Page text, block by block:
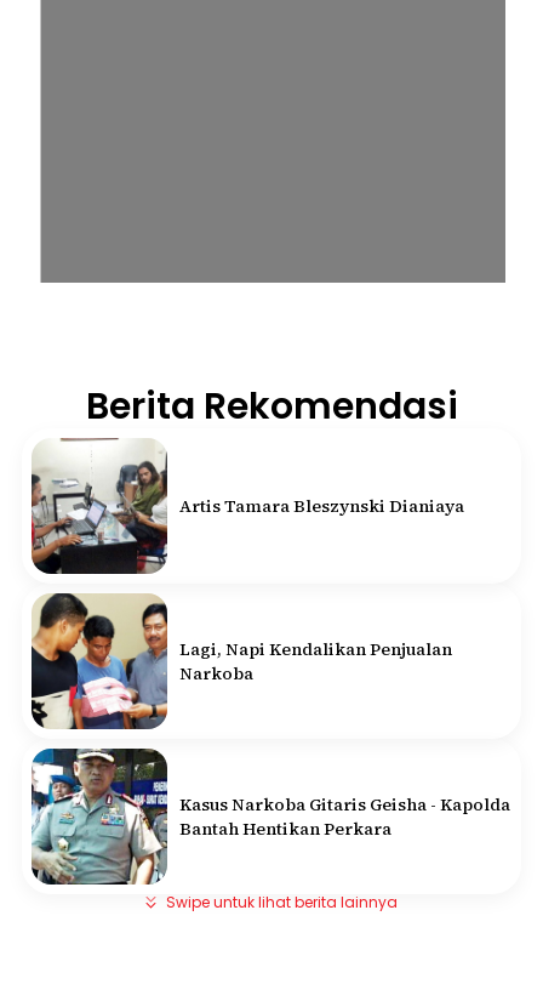
Berita Rekomendasi
Artis Tamara Bleszynski Dianiaya
Lagi, Napi Kendalikan Penjualan
Narkoba
Kasus Narkoba Gitaris Geisha - Kapolda
Bantah Hentikan Perkara
Swipe untuk lihat berita lainnya